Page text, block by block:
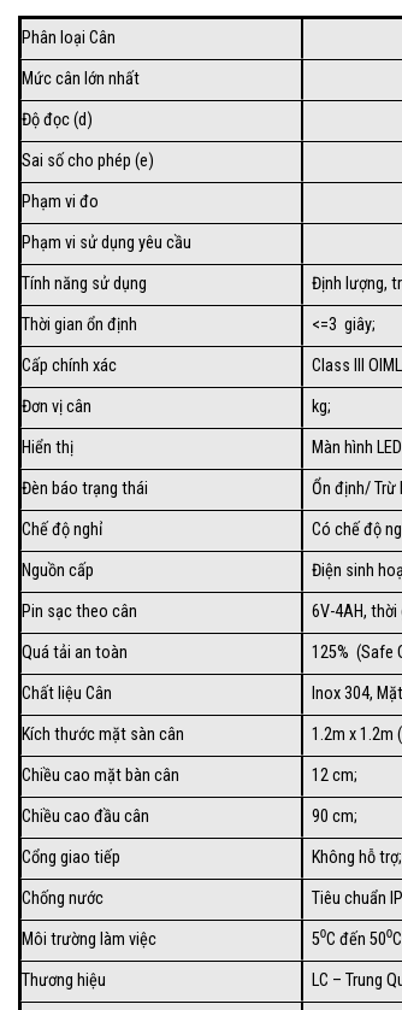
Phân loại Cân
Mức cân lớn nhất
Độ đọc (d)
Sai số cho phép (e)
Phạm vi đo
Phạm vi sử dụng yêu cầu
Tính năng sử dụng
Định lượng,
Thời gian ổn định
<=3 giây;
Cấp chính xác
Class III
Đơn vị cân
kg;
Hiển thị
Màn hình
Đèn báo trạng thái
Ổn định/ Trừ
Chế độ nghỉ
Có chế độ
Nguồn cấp
Điện sinh
Pin sạc theo cân
6V-4AH,
Quá tải an toàn
125% (Safe
Chất liệu Cân
Inox 304,
Kích thước mặt sàn cân
1.2m x 1.2m
Chiều cao mặt bàn cân
12 cm;
Chiều cao đầu cân
90 cm;
Cổng giao tiếp
Không hỗ trợ;
Chống nước
Tiêu chuẩn
Môi trường làm việc
5⁰C đến
Thương hiệu
LC – Trung